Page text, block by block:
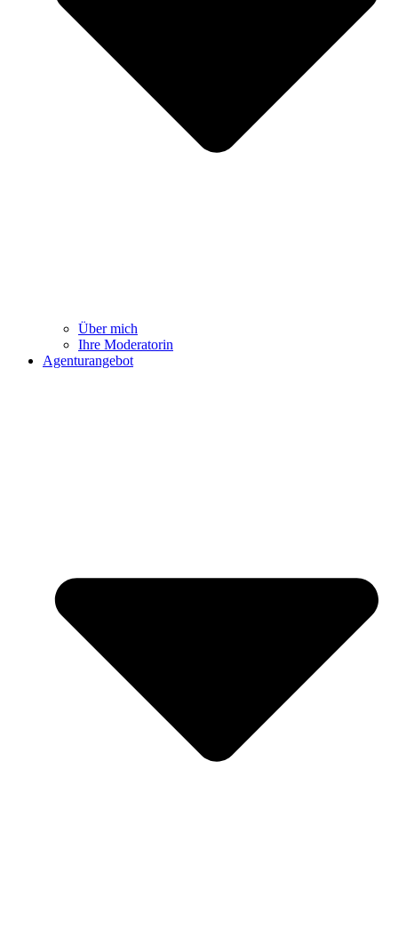
Über mich
Ihre Moderatorin
Agenturangebot